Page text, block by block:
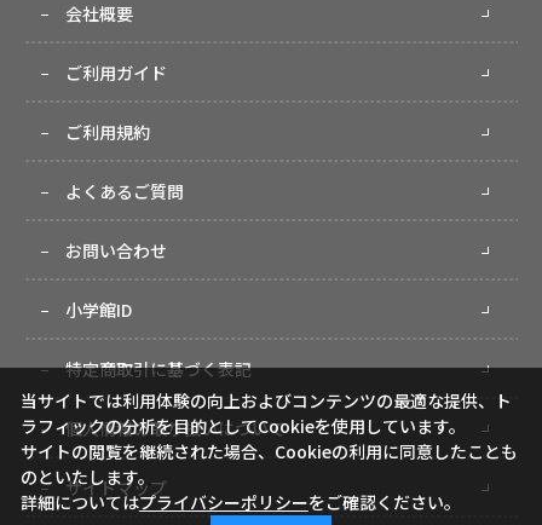
会社概要
ご利用ガイド
ご利用規約
よくあるご質問
お問い合わせ
小学館ID
特定商取引に基づく表記
個人情報の取り扱いについて
サイトマップ
当サイトでは利用体験の向上およびコンテンツの最適な提供、ト
ラフィックの分析を目的としてCookieを使用しています。
サイトの閲覧を継続された場合、Cookieの利用に同意したことも
のといたします。
詳細についてはプライバシーポリシーをご確認ください。